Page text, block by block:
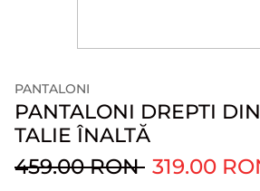
PANTALONI
PANTALONI DREPTI
TALIE ÎNALTĂ
459.00 RON 319.00